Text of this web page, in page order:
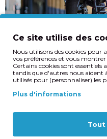
Ce site utilise des
Nous utilisons des cookies pour
vos préférences et vous
Certains cookies sont
tandis que d'autres nous aident
utilisés pour (personnaliser) les
Plus d'informations
Tout